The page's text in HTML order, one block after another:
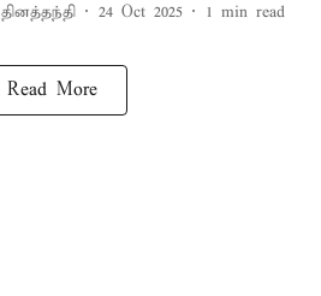
தினத்தந்தி 24 Oct 2025 1 min read
Read More